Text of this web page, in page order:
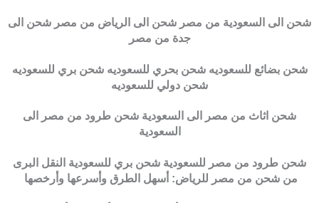
شحن الى السعودية من مصر شحن الى الرياض من مصر شحن الى
جدة من مصر
شحن بضائع للسعوديه شحن بحري للسعوديه شحن بري للسعوديه
شحن دولي للسعوديه
شحن اثاث من مصر الى السعودية شحن طرود من مصر الى
السعودية
شحن طرود من مصر للسعودية شحن بري للسعودية النقل البرى
من شحن من مصر للرياض: أسهل الطرق وأسرعها وأرخصها